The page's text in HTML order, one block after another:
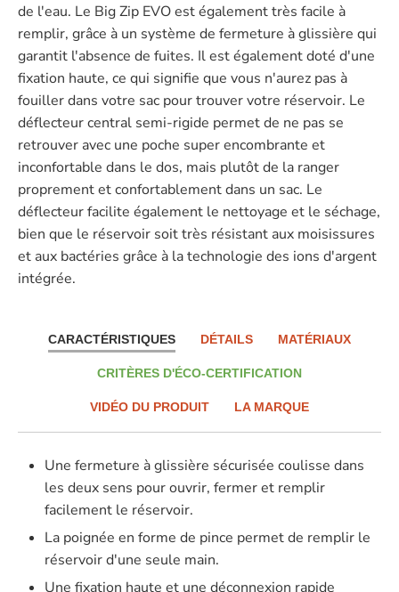
de l'eau. Le Big Zip EVO est également très facile à
remplir, grâce à un système de fermeture à glissière qui
garantit l'absence de fuites. Il est également doté d'une
fixation haute, ce qui signifie que vous n'aurez pas à
fouiller dans votre sac pour trouver votre réservoir. Le
déflecteur central semi-rigide permet de ne pas se
retrouver avec une poche super encombrante et
inconfortable dans le dos, mais plutôt de la ranger
proprement et confortablement dans un sac. Le
déflecteur facilite également le nettoyage et le séchage,
bien que le réservoir soit très résistant aux moisissures
et aux bactéries grâce à la technologie des ions d'argent
intégrée.
CARACTÉRISTIQUES DÉTAILS MATÉRIAUX
CRITÈRES D'ÉCO-CERTIFICATION
VIDÉO DU PRODUIT LA MARQUE
Une fermeture à glissière sécurisée coulisse dans
les deux sens pour ouvrir, fermer et remplir
facilement le réservoir.
La poignée en forme de pince permet de remplir le
réservoir d'une seule main.
Une fixation haute et une déconnexion rapide